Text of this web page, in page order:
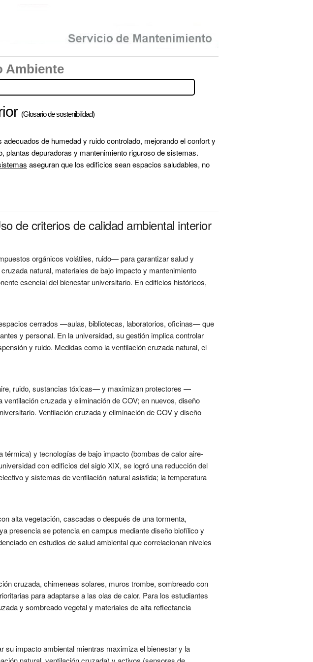
Ambiente
(Glosario de sostenibilidad)
de humedad y ruido controlado, mejorando el confort y
aseguran que los edificios sean espacios saludables, no
de criterios de calidad ambiental interior
orgánicos volátiles, ruido— para garantizar salud y
natural, materiales de bajo impacto y mantenimiento
esencial del bienestar universitario. En edificios históricos,
cerrados —aulas, bibliotecas, laboratorios, oficinas— que
y personal. En la universidad, su gestión implica controlar
y ruido. Medidas como la ventilación cruzada natural, el
ruido, sustancias tóxicas— y maximizan protectores —
cruzada y eliminación de COV; en nuevos, diseño
Ventilación cruzada y eliminación de COV y diseño
y tecnologías de bajo impacto (bombas de calor aire-
con edificios del siglo XIX, se logró una reducción del
y sistemas de ventilación natural asistida; la temperatura
alta vegetación, cascadas o después de una tormenta,
presencia se potencia en campus mediante diseño biofílico y
en estudios de salud ambiental que correlacionan niveles
cruzada, chimeneas solares, muros trombe, sombreado con
para adaptarse a las olas de calor. Para los estudiantes
y sombreado vegetal y materiales de alta reflectancia
su impacto ambiental mientras maximiza el bienestar y la